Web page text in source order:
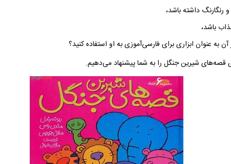
و رنگارنگ داشته باشد،
باشد،
آن به عنوان ابزاری برای فارسی‌آموزی به او استفاده کنید؟